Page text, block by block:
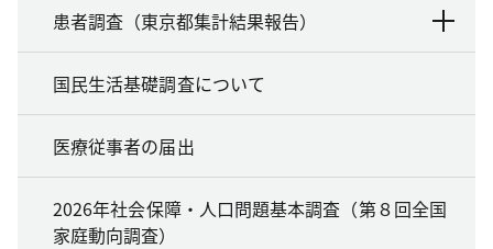
患者調査（東京都集計結果報告）
国民生活基礎調査について
医療従事者の届出
2026年社会保障・人口問題基本調査（第８回全国
家庭動向調査）